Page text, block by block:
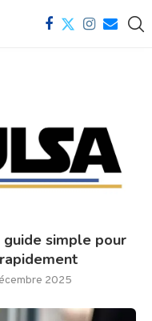
simple pour
2025